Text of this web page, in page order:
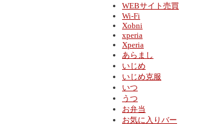
WEBサイト売買
Wi-Fi
Xobni
xperia
Xperia
あらまし
いじめ
いじめ克服
いつ
うつ
お弁当
お気に入りバー